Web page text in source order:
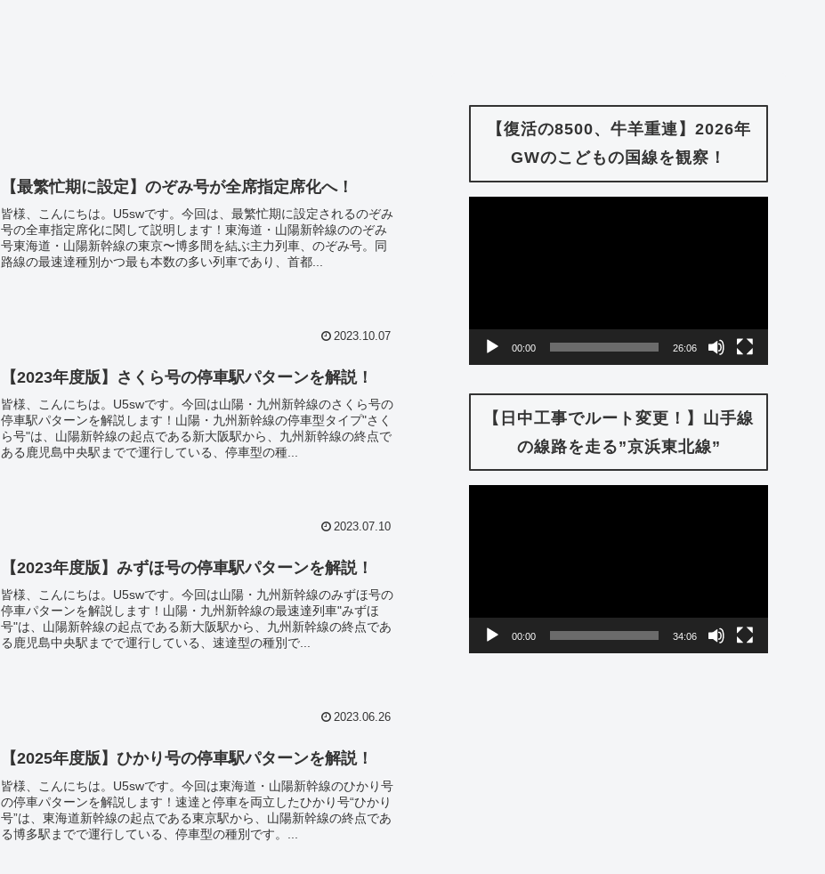
【最繁忙期に設定】のぞみ号が全席指定席化へ！
皆様、こんにちは。U5swです。今回は、最繁忙期に設定されるのぞみ
号の全車指定席化に関して説明します！東海道・山陽新幹線ののぞみ
号東海道・山陽新幹線の東京〜博多間を結ぶ主力列車、のぞみ号。同
路線の最速達種別かつ最も本数の多い列車であり、首都...
2023.10.07
【2023年度版】さくら号の停車駅パターンを解説！
皆様、こんにちは。U5swです。今回は山陽・九州新幹線のさくら号の
停車駅パターンを解説します！山陽・九州新幹線の停車型タイプ"さく
ら号"は、山陽新幹線の起点である新大阪駅から、九州新幹線の終点で
ある鹿児島中央駅までで運行している、停車型の種...
2023.07.10
【2023年度版】みずほ号の停車駅パターンを解説！
皆様、こんにちは。U5swです。今回は山陽・九州新幹線のみずほ号の
停車パターンを解説します！山陽・九州新幹線の最速達列車"みずほ
号"は、山陽新幹線の起点である新大阪駅から、九州新幹線の終点であ
る鹿児島中央駅までで運行している、速達型の種別で...
2023.06.26
【2025年度版】ひかり号の停車駅パターンを解説！
皆様、こんにちは。U5swです。今回は東海道・山陽新幹線のひかり号
の停車パターンを解説します！速達と停車を両立したひかり号“ひかり
号”は、東海道新幹線の起点である東京駅から、山陽新幹線の終点であ
る博多駅までで運行している、停車型の種別です。...
【復活の8500、牛羊重連】2026年
GWのこどもの国線を観察！
00:00 26:06
【日中工事でルート変更！】山手線
の線路を走る”京浜東北線”
00:00 34:06